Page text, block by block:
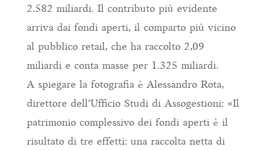
2.582 miliardi. Il contributo più evidente
arriva dai fondi aperti, il comparto più vicino
al pubblico retail, che ha raccolto 2,09
miliardi e conta masse per 1.325 miliardi.
A spiegare la fotografia è Alessandro Rota,
direttore dell’Ufficio Studi di Assogestioni: «Il
patrimonio complessivo dei fondi aperti è il
risultato di tre effetti: una raccolta netta di